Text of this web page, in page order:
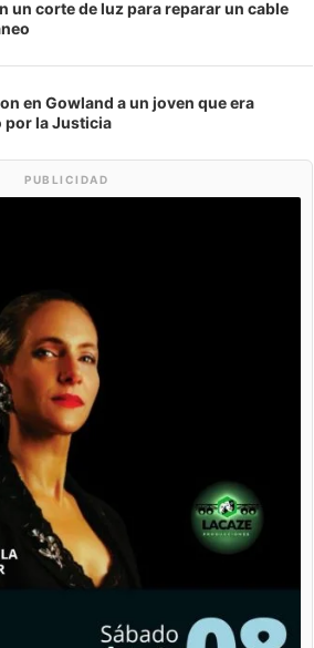
un corte de luz para reparar un cable
en Gowland a un joven que era
por la Justicia
PUBLICIDAD